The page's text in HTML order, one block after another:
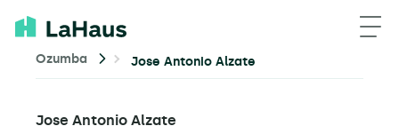
Ozumba Jose Antonio Alzate
Jose Antonio Alzate